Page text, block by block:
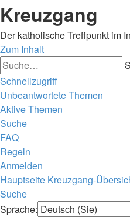
Kreuzgang
Der katholische Treffpunkt im
Zum Inhalt
Schnellzugriff
Unbeantwortete Themen
Aktive Themen
Suche
FAQ
Regeln
Anmelden
Hauptseite Kreuzgang-
Suche
Sprache: